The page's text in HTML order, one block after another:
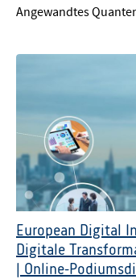
Angewandtes
European Digital
Digitale
| Online-